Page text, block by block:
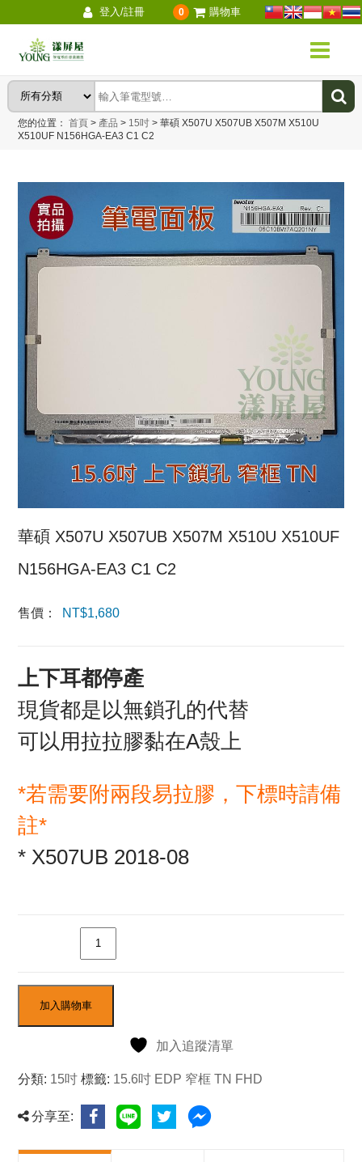
登入/註冊 0 購物車
您的位置：首頁 > 產品 > 15吋 > 華碩 X507U X507UB X507M X510U
X510UF N156HGA-EA3 C1 C2
華碩 X507U X507UB X507M X510U X510UF
N156HGA-EA3 C1 C2
售價： NT$1,680
上下耳都停產
現貨都是以無鎖孔的代替
可以用拉拉膠黏在A殼上
*若需要附兩段易拉膠，下標時請備
註*
* X507UB 2018-08
加入購物車
加入追蹤清單
分類: 15吋 標籤: 15.6吋 EDP 窄框 TN FHD
分享至: